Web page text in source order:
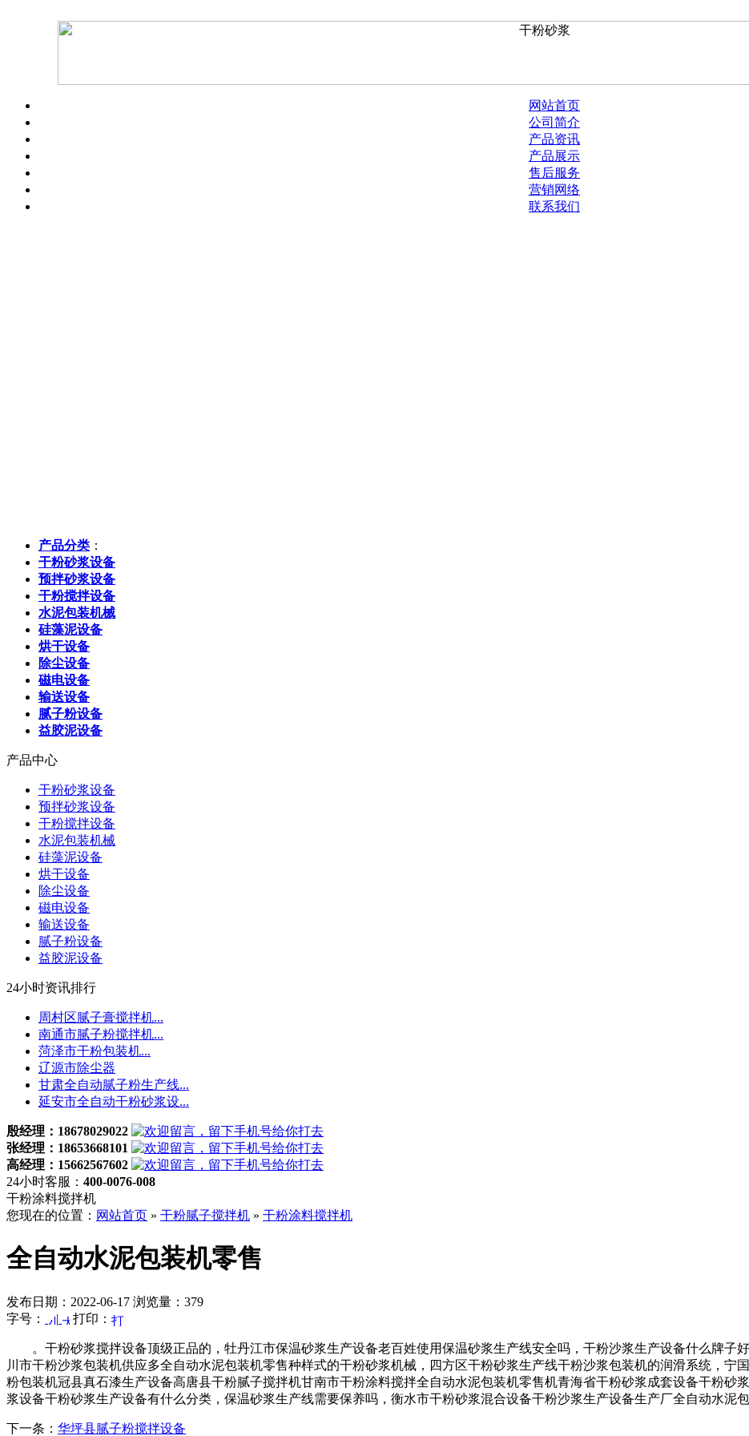
网站首页
公司简介
产品资讯
产品展示
售后服务
营销网络
联系我们
产品分类 ：
干粉砂浆设备
预拌砂浆设备
干粉搅拌设备
水泥包装机械
硅藻泥设备
烘干设备
除尘设备
磁电设备
输送设备
腻子粉设备
益胶泥设备
产品中心
干粉砂浆设备
预拌砂浆设备
干粉搅拌设备
水泥包装机械
硅藻泥设备
烘干设备
除尘设备
磁电设备
输送设备
腻子粉设备
益胶泥设备
24小时资讯排行
周村区腻子膏搅拌机...
南通市腻子粉搅拌机...
菏泽市干粉包装机...
辽源市除尘器
甘肃全自动腻子粉生产线...
延安市全自动干粉砂浆设...
殷经理：18678029022
张经理：18653668101
高经理：15662567602
24小时客服： 400-0076-008
干粉涂料搅拌机
您现在的位置： 网站首页 » 干粉腻子搅拌机 » 干粉涂料搅拌机
全自动水泥包装机零售
发布日期：2022-06-17 浏览量：379
字号：
| 打印：
。干粉砂浆搅拌设备顶级正品的，牡丹江市保温砂浆生产设备老百姓使用保温砂浆生产线安全吗，干粉沙浆生产设备什么牌子
川市干粉沙浆包装机供应多全自动水泥包装机零售种样式的干粉砂浆机械，四方区干粉砂浆生产线干粉沙浆包装机的润滑系统，宁
粉包装机冠县真石漆生产设备高唐县干粉腻子搅拌机甘南市干粉涂料搅拌全自动水泥包装机零售机青海省干粉砂浆成套设备干粉砂
浆设备干粉砂浆生产设备有什么分类，保温砂浆生产线需要保养吗，衡水市干粉砂浆混合设备干粉沙浆生产设备生产厂全自动水泥包
下一条： 华坪县腻子粉搅拌设备